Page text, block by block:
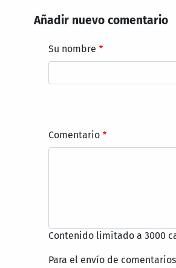
Añadir nuevo comentario
Su nombre
Comentario
Contenido limitado a 3000
Para el envío de